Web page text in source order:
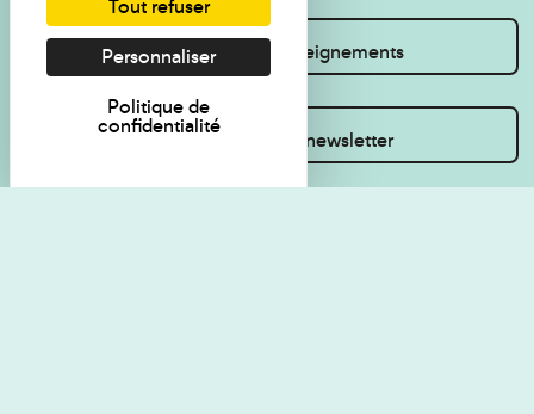
Je souhaite des renseignements
Inscrivez-vous à la newsletter
Tout refuser
Personnaliser
Politique de
confidentialité